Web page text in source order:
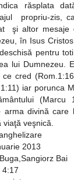
răsplata
propriu-zis,
şi altor mesaje
în Isus
pentru
lui Dumnezeu.
ce cred
iar porunca
arma divină care
veşnică.
2013
Bai
4:17